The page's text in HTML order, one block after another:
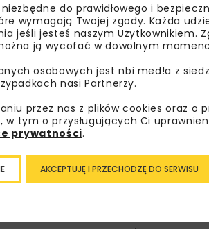
wiedzieć więcej?
do newslettera aby
zaproszenia na wydarzenia,
do prawidłowego i
wymagają Twojej zgody. Każda
jeśli jesteś naszym Użytkownikiem.
ją wycofać w dowolnym
osobowych jest nbi med!a z
nasi Partnerzy.
przez nas z plików cookies oraz o
tym o przysługujących Ci
prywatności.
AKCEPTUJĘ I PRZECHODZĘ DO SERWISU